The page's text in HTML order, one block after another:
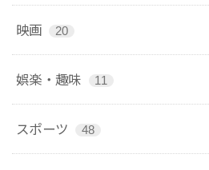
映画 20
娯楽・趣味 11
スポーツ 48